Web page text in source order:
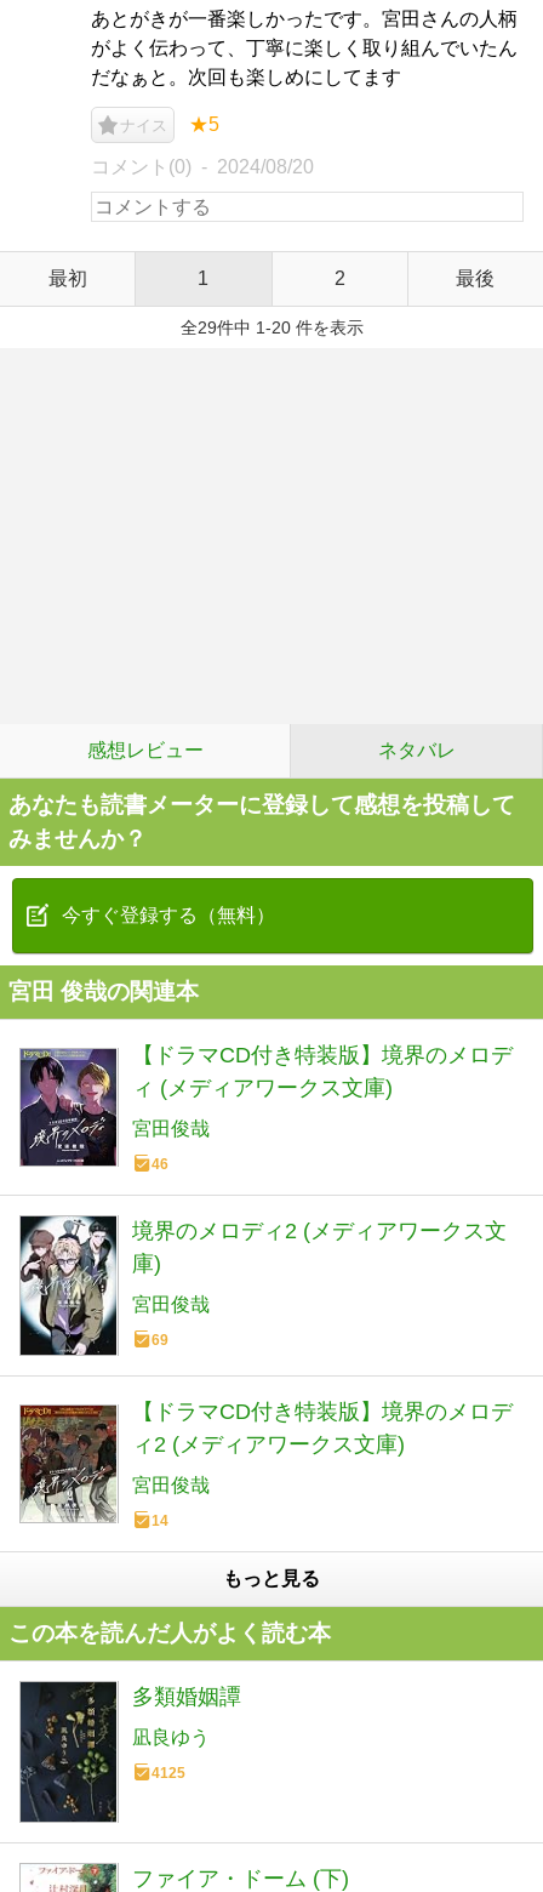
あとがきが一番楽しかったです。宮田さんの人柄
がよく伝わって、丁寧に楽しく取り組んでいたん
だなぁと。次回も楽しめにしてます
ナイス ★5
コメント(0) 2024/08/20
最初 1 2 最後
全29件中 1-20 件を表示
感想レビュー ネタバレ
あなたも読書メーターに登録して感想を投稿して
みませんか？
今すぐ登録する（無料）
宮田 俊哉の関連本
【ドラマCD付き特装版】境界のメロデ
ィ (メディアワークス文庫)
宮田俊哉
46
境界のメロディ2 (メディアワークス文
庫)
宮田俊哉
69
【ドラマCD付き特装版】境界のメロデ
ィ2 (メディアワークス文庫)
宮田俊哉
14
もっと見る
この本を読んだ人がよく読む本
多類婚姻譚
凪良ゆう
4125
ファイア・ドーム (下)